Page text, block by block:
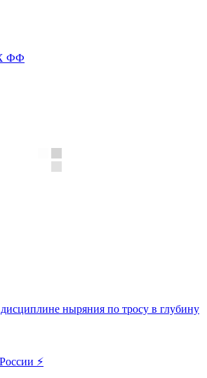
ФФ
ныряния по тросу в глубину
⚡️